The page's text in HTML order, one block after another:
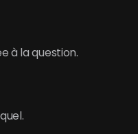
à la question.